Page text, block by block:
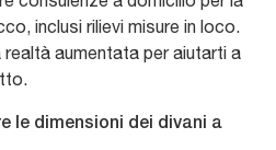
inclusi rilievi misure in loco.
aumentata per aiutarti a
le dimensioni dei divani a